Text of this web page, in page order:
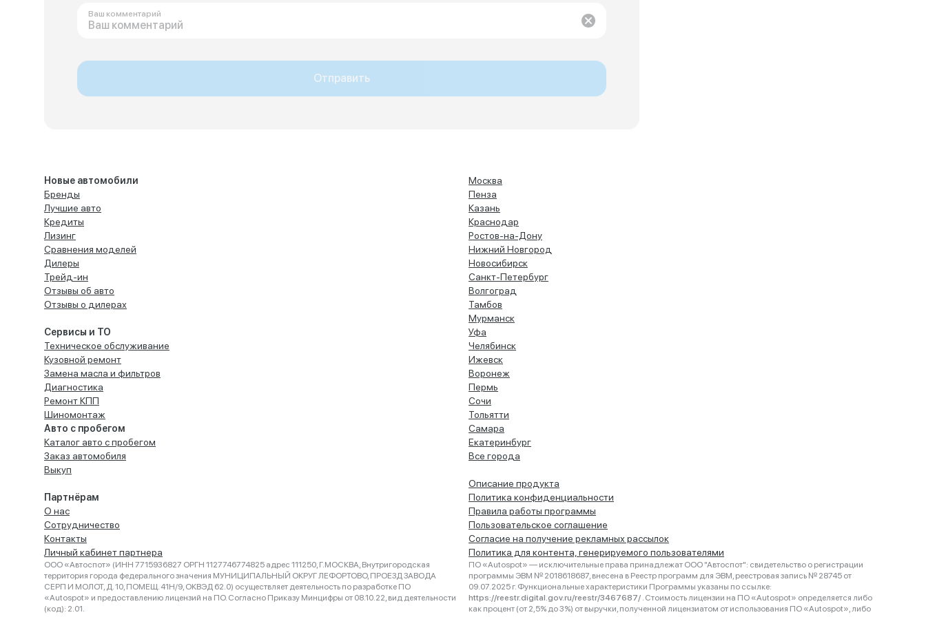
Ваш комментарий
Отправить
Новые автомобили
Бренды
Лучшие авто
Кредиты
Лизинг
Сравнения моделей
Дилеры
Трейд-ин
Отзывы об авто
Отзывы о дилерах
Сервисы и ТО
Техническое обслуживание
Кузовной ремонт
Замена масла и фильтров
Диагностика
Ремонт КПП
Шиномонтаж
Авто с пробегом
Каталог авто с пробегом
Заказ автомобиля
Выкуп
Партнёрам
О нас
Сотрудничество
Контакты
Личный кабинет партнера
Москва
Пенза
Казань
Краснодар
Ростов-на-Дону
Нижний Новгород
Новосибирск
Санкт-Петербург
Волгоград
Тамбов
Мурманск
Уфа
Челябинск
Ижевск
Воронеж
Пермь
Сочи
Тольятти
Самара
Екатеринбург
Все города
Описание продукта
Политика конфиденциальности
Правила работы программы
Пользовательское соглашение
Согласие на получение рекламных рассылок
Политика для контента, генерируемого пользователями
ООО «Автоспот» (ИНН 7715936827 ОРГН 1127746774825 адрес 111250, Г.МОСКВА, Внутригородская
территория города федерального значения МУНИЦИПАЛЬНЫЙ ОКРУГ ЛЕФОРТОВО, ПРОЕЗД ЗАВОДА
СЕРП И МОЛОТ, Д. 10, ПОМЕЩ. 41Н/9, ОКВЭД 62.0) осуществляет деятельность по разработке ПО
«Autospot» и предоставлению лицензий на ПО. Согласно Приказу Минцифры от 08.10.22, вид деятельности
(код): 2.01.
ПО «Autospot» — исключительные права принадлежат ООО "Автоспот": свидетельство о регистрации
программы ЭВМ № 2018618687, внесена в Реестр программ для ЭВМ, реестровая запись № 28745 от
09.07.2025 г. Функциональные характеристики Программы указаны по ссылке:
https://reestr.digital.gov.ru/reestr/3467687/ . Стоимость лицензии на ПО «Autospot» определяется либо
как процент (от 2,5% до 3%) от выручки, полученной лицензиатом от использования ПО «Autospot», либо